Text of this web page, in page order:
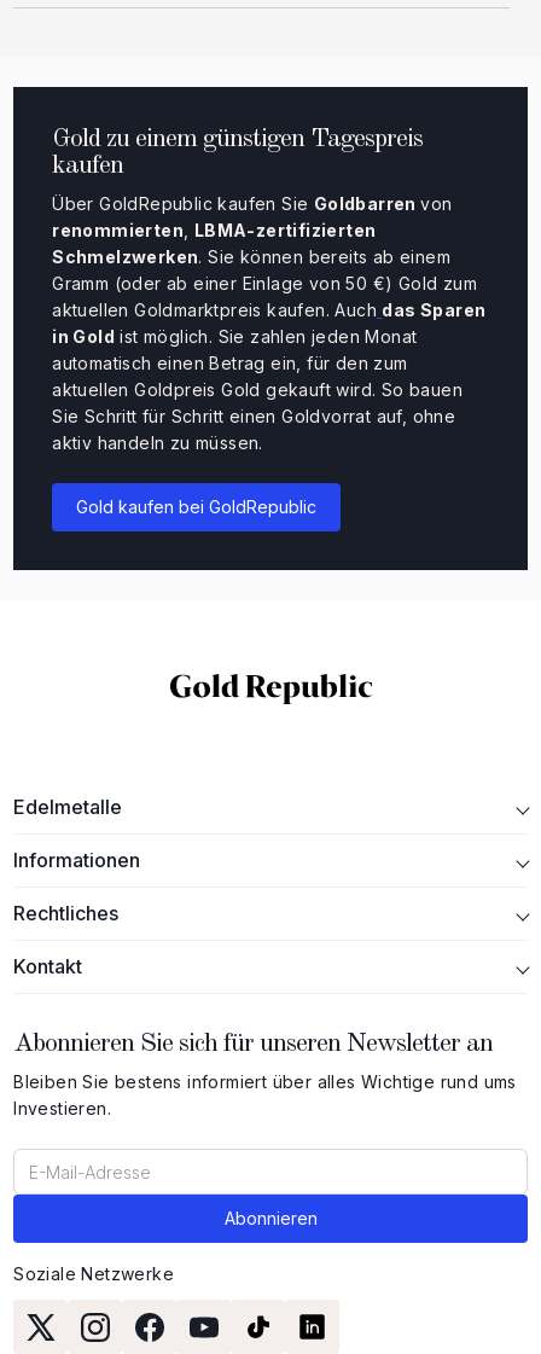
Gold zu einem günstigen Tagespreis
kaufen
Über GoldRepublic kaufen Sie Goldbarrenvon
renommierten
LBMA-zertifizierten
Schmelzwerken. Sie können bereits ab einem
Gramm (oder ab einer Einlage von 50 €) Gold zum
aktuellen Goldmarktpreis kaufen. Auch das Sparen
in Gold ist möglich. Sie zahlen jeden Monat
automatisch einen Betrag ein, für den zum
aktuellen Goldpreis Gold gekauft wird. So bauen
Sie Schritt für Schritt einen Goldvorrat auf, ohne
aktiv handeln zu müssen.
Gold kaufen bei GoldRepublic
Edelmetalle
Informationen
Rechtliches
Kontakt
Abonnieren Sie sich für unseren Newsletter an
Bleiben Sie bestens informiert über alles Wichtige rund ums
Investieren.
Soziale Netzwerke